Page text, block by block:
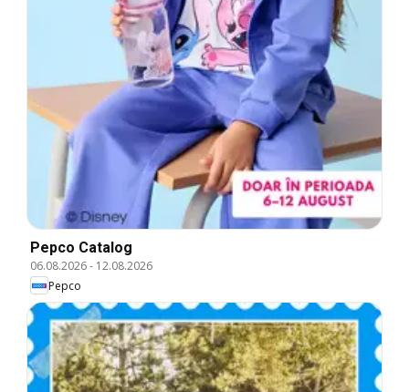
Pepco Catalog
06.08.2026- 12.08.2026
Pepco